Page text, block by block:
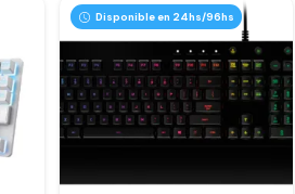
Disponible en 24hs/96hs